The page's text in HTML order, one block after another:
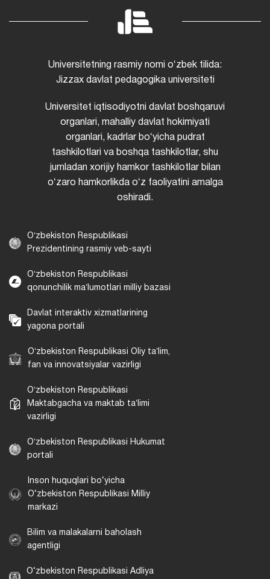
Universitetning rasmiy nomi oʻzbek tilida:
Jizzax davlat pedagogika universiteti
Universitet iqtisodiyotni davlat boshqaruvi
organlari, mahalliy davlat hokimiyati
organlari, kadrlar boʻyicha pudrat
tashkilotlari va boshqa tashkilotlar, shu
jumladan xorijiy hamkor tashkilotlar bilan
oʻzaro hamkorlikda oʻz faoliyatini amalga
oshiradi.
Oʻzbekiston Respublikasi
Prezidentining rasmiy veb-sayti
Oʻzbekiston Respublikasi
qonunchilik maʼlumotlari milliy bazasi
Davlat interaktiv xizmatlarining
yagona portali
Oʻzbekiston Respublikasi Oliy taʼlim,
fan va innovatsiyalar vazirligi
Oʻzbekiston Respublikasi
Maktabgacha va maktab taʼlimi
vazirligi
Oʻzbekiston Respublikasi Hukumat
portali
Inson huquqlari bo‘yicha
O‘zbekiston Respublikasi Milliy
markazi
Bilim va malakalarni baholash
agentligi
O‘zbekiston Respublikasi Adliya